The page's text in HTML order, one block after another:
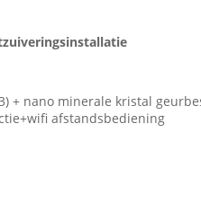
+ nano minerale kristal
afstandsbediening